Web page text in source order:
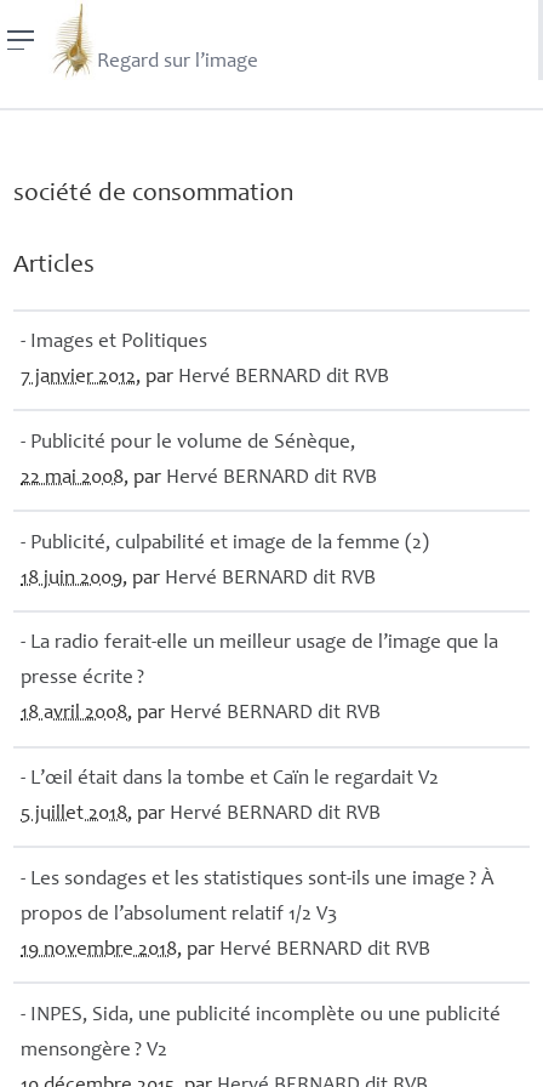
Regard sur l’image
société de consommation
Articles
- Images et Politiques
7 janvier 2012, par Hervé BERNARD dit RVB
- Publicité pour le volume de Sénèque,
22 mai 2008, par Hervé BERNARD dit RVB
- Publicité, culpabilité et image de la femme (2)
18 juin 2009, par Hervé BERNARD dit RVB
- La radio ferait-elle un meilleur usage de l’image que la
presse écrite ?
18 avril 2008, par Hervé BERNARD dit RVB
- L’œil était dans la tombe et Caïn le regardait V2
5 juillet 2018, par Hervé BERNARD dit RVB
- Les sondages et les statistiques sont-ils une image ? À
propos de l’absolument relatif 1/2 V3
19 novembre 2018, par Hervé BERNARD dit RVB
- INPES, Sida, une publicité incomplète ou une publicité
mensongère ? V2